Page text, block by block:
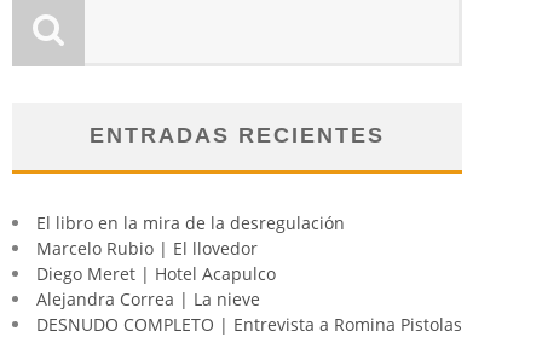
ENTRADAS RECIENTES
El libro en la mira de la desregulación
Marcelo Rubio | El llovedor
Diego Meret | Hotel Acapulco
Alejandra Correa | La nieve
DESNUDO COMPLETO | Entrevista a Romina Pistolas